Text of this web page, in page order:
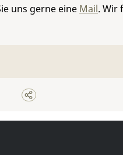
uns gerne eine Mail. Wir